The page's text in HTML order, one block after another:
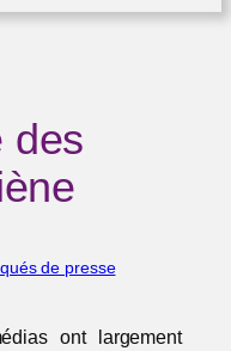
des
de presse
ont largement